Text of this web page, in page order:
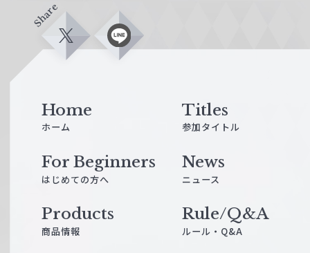
Share
X L
Home
ホーム
Titles
参加タイトル
For Beginners
はじめての方へ
News
ニュース
Products
商品情報
Rule/Q&A
ルール・Q&A